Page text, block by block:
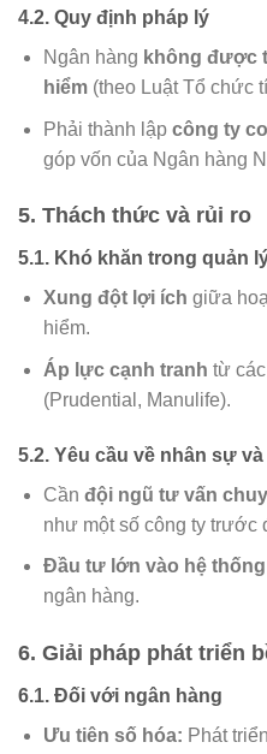
4.2. Quy định pháp lý
Ngân hàng không được
hiểm(theo Luật Tổ chức
Phải thành lập công ty
góp vốn của Ngân hàng
5. Thách thức và rủi ro
5.1. Khó khăn trong quản
Xung đột lợi ích giữa
hiểm.
Áp lực cạnh tranh từ
(Prudential, Manulife).
5.2. Yêu cầu về nhân sự
Cần đội ngũ tư vấn
như một số công ty trước
Đầu tư lớn vào hệ thống
ngân hàng.
6. Giải pháp phát triển
6.1. Đối với ngân hàng
Ưu tiên số hóa: Phát